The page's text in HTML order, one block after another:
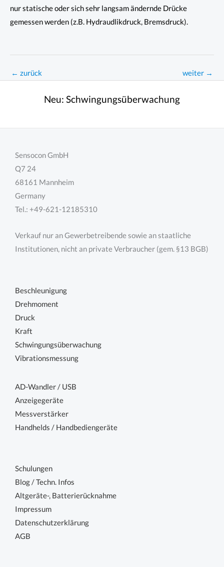
nur statische oder sich sehr langsam ändernde Drücke
gemessen werden (z.B. Hydraudlikdruck, Bremsdruck).
← zurück weiter →
Neu: Schwingungsüberwachung
Sensocon GmbH
Q7 24
68161 Mannheim
Germany
Tel.: +49-621-12185310
Verkauf nur an Gewerbetreibende sowie an staatliche
Institutionen, nicht an private Verbraucher (gem. §13 BGB)
Beschleunigung
Drehmoment
Druck
Kraft
Schwingungsüberwachung
Vibrationsmessung
AD-Wandler / USB
Anzeigegeräte
Messverstärker
Handhelds / Handbediengeräte
Schulungen
Blog / Techn. Infos
Altgeräte-, Batterierücknahme
Impressum
Datenschutzerklärung
AGB